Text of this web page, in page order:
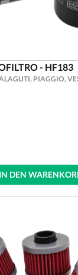
- HF183
PIAGGIO,
IN DEN